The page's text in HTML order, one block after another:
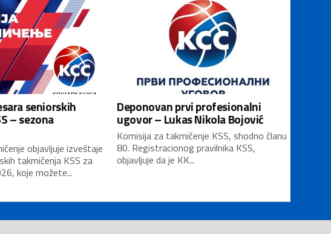
seniorskih
– sezona
objavljuje izveštaje
takmičenja KSS za
koje možete...
Deponovan prvi profesionalni
ugovor – Lukas Nikola Bojović
Komisija za takmičenje KSS, shodno članu
80. Registracionog pravilnika KSS,
objavljuje da je KK...